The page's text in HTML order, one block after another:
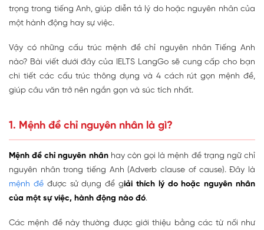
trọng trong tiếng Anh, giúp diễn tả lý do hoặc nguyên nhân của
một hành động hay sự việc.
Vậy có những cấu trúc mệnh đề chỉ nguyên nhân Tiếng Anh
nào? Bài viết dưới đây của IELTS LangGo sẽ cung cấp cho bạn
chi tiết các cấu trúc thông dụng và 4 cách rút gọn mệnh đề,
giúp câu văn trở nên ngắn gọn và súc tích nhất.
1. Mệnh đề chỉ nguyên nhân là gì?
Mệnh đề chỉ nguyên nhânhay còn gọi là mệnh đề trạng ngữ chỉ
nguyên nhân trong tiếng Anh (Adverb clause of cause). Đây là
mệnh đềđược sử dụng để giải thích lý do hoặc nguyên nhân
của một sự việc, hành động nào đó.
Các mệnh đề này thường được giới thiệu bằng các từ nối như